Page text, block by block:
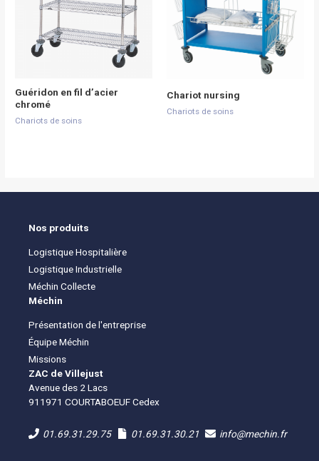
Guéridon en fil d’acier
chromé
Chariots de soins
Chariot nursing
Chariots de soins
Nos produits
Logistique Hospitalière
Logistique Industrielle
Méchin Collecte
Méchin
Présentation de l'entreprise
Équipe Méchin
Missions
ZAC de Villejust
Avenue des 2 Lacs
911971 COURTABOEUF Cedex
01.69.31.29.75 01.69.31.30.21 info@mechin.fr